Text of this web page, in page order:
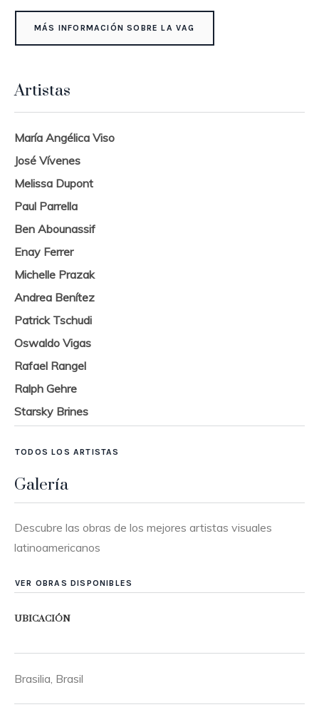
MÁS INFORMACIÓN SOBRE LA VAG
Artistas
María Angélica Viso
José Vívenes
Melissa Dupont
Paul Parrella
Ben Abounassif
Enay Ferrer
Michelle Prazak
Andrea Benítez
Patrick Tschudi
Oswaldo Vigas
Rafael Rangel
Ralph Gehre
Starsky Brines
TODOS LOS ARTISTAS
Galería
Descubre las obras de los mejores artistas visuales
latinoamericanos
VER OBRAS DISPONIBLES
UBICACIÓN
Brasilia, Brasil